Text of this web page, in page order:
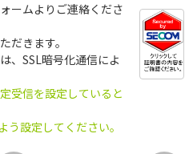
ームよりご連絡くださ
だきます。
、SSL暗号化通信によ
受信を設定していると
設定してください。